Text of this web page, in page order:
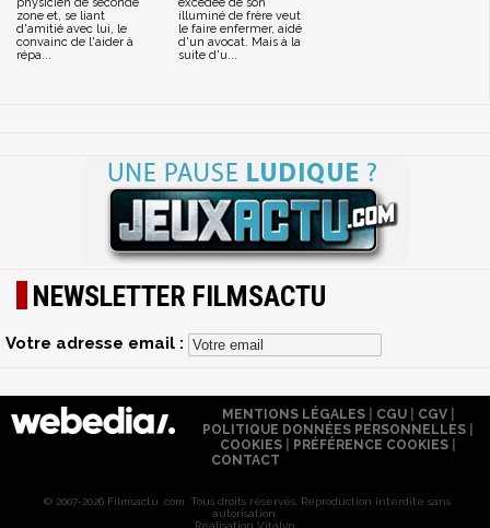
zone et, se liant
d'amitié avec lui, le
convainc de l'aider à
répa...
illuminé de frère veut
le faire enfermer, aidé
d'un avocat. Mais à la
suite d'u...
NEWSLETTER FILMSACTU
Votre adresse email :
MENTIONS LÉGALES| CGU| CGV|
POLITIQUE DONNÉES PERSONNELLES
COOKIES
PRÉFÉRENCE COOKIES
CONTACT
© 2007-2026 Filmsactu .com. Tous droits réservés. Reproduction interdite sans
autorisation.
Réalisation Vitalyn